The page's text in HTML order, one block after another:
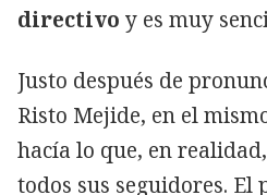
directivo y es muy
Justo después de
Risto Mejide, en el
hacía lo que, en
todos sus seguidores. El